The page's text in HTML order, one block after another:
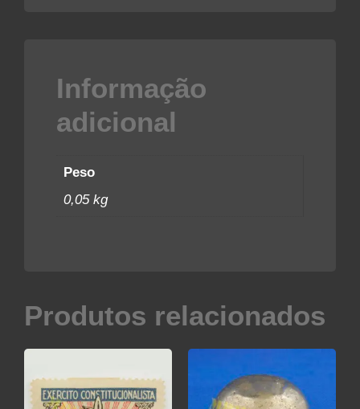
Informação
adicional
Peso
0,05 kg
Produtos relacionados